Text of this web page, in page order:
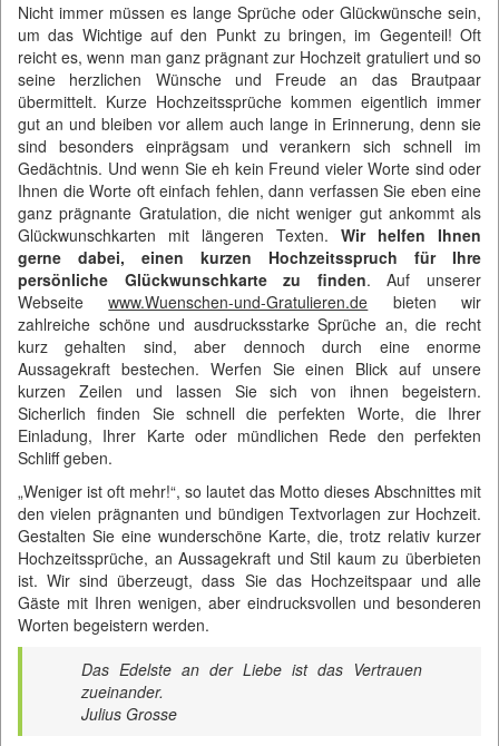
Nicht immer müssen es lange Sprüche oder Glückwünsche sein,
um das Wichtige auf den Punkt zu bringen, im Gegenteil! Oft
reicht es, wenn man ganz prägnant zur Hochzeit gratuliert und so
seine herzlichen Wünsche und Freude an das Brautpaar
übermittelt. Kurze Hochzeitssprüche kommen eigentlich immer
gut an und bleiben vor allem auch lange in Erinnerung, denn sie
sind besonders einprägsam und verankern sich schnell im
Gedächtnis. Und wenn Sie eh kein Freund vieler Worte sind oder
Ihnen die Worte oft einfach fehlen, dann verfassen Sie eben eine
ganz prägnante Gratulation, die nicht weniger gut ankommt als
Glückwunschkarten mit längeren Texten. Wir helfen Ihnen
gerne dabei, einen kurzen Hochzeitsspruch für Ihre
persönliche Glückwunschkarte zu finden. Auf unserer
Webseitewww.Wuenschen-und-Gratulieren.de bieten wir
zahlreiche schöne und ausdrucksstarke Sprüche an, die recht
kurz gehalten sind, aber dennoch durch eine enorme
Aussagekraft bestechen. Werfen Sie einen Blick auf unsere
kurzen Zeilen und lassen Sie sich von ihnen begeistern.
Sicherlich finden Sie schnell die perfekten Worte, die Ihrer
Einladung, Ihrer Karte oder mündlichen Rede den perfekten
Schliff geben.
„Weniger ist oft mehr!“, so lautet das Motto dieses Abschnittes mit
den vielen prägnanten und bündigen Textvorlagen zur Hochzeit.
Gestalten Sie eine wunderschöne Karte, die, trotz relativ kurzer
Hochzeitssprüche, an Aussagekraft und Stil kaum zu überbieten
ist. Wir sind überzeugt, dass Sie das Hochzeitspaar und alle
Gäste mit Ihren wenigen, aber eindrucksvollen und besonderen
Worten begeistern werden.
Das Edelste an der Liebe ist das Vertrauen
zueinander.
Julius Grosse